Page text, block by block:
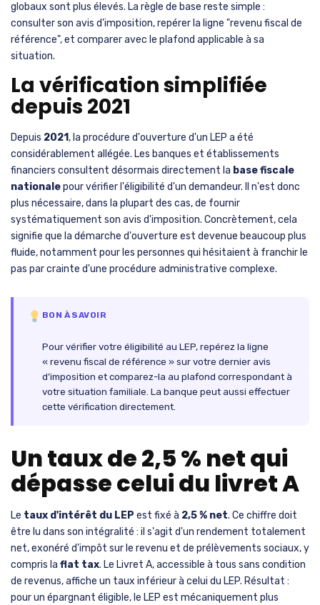
globaux sont plus élevés. La règle de base reste simple :
consulter son avis d'imposition, repérer la ligne "revenu fiscal de
référence", et comparer avec le plafond applicable à sa
situation.
La vérification simplifiée
depuis 2021
Depuis 2021, la procédure d'ouverture d'un LEP a été
considérablement allégée. Les banques et établissements
financiers consultent désormais directement la base fiscale
nationalepour vérifier l'éligibilité d'un demandeur. Il n'est donc
plus nécessaire, dans la plupart des cas, de fournir
systématiquement son avis d'imposition. Concrètement, cela
signifie que la démarche d'ouverture est devenue beaucoup plus
fluide, notamment pour les personnes qui hésitaient à franchir le
pas par crainte d'une procédure administrative complexe.
BON À SAVOIR
Pour vérifier votre éligibilité au LEP, repérez la ligne
« revenu fiscal de référence » sur votre dernier avis
d’imposition et comparez-la au plafond correspondant à
votre situation familiale. La banque peut aussi effectuer
cette vérification directement.
Un taux de 2,5 % net qui
dépasse celui du livret A
Le taux d'intérêt du LEP est fixé à 2,5 % net. Ce chiffre doit
être lu dans son intégralité : il s'agit d'un rendement totalement
net, exonéré d'impôt sur le revenu et de prélèvements sociaux, y
compris la flat tax. Le Livret A, accessible à tous sans condition
de revenus, affiche un taux inférieur à celui du LEP. Résultat :
pour un épargnant éligible, le LEP est mécaniquement plus